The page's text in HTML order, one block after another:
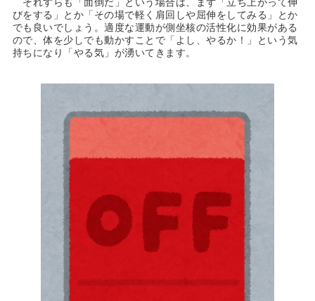
それすらも「面倒だ」という場合は、まず「立ち上がって伸
びをする」とか「その場で軽く肩回しや屈伸をしてみる」とか
でも良いでしょう。適度な運動が側坐核の活性化に効果がある
ので、体を少しでも動かすことで「よし、やるか！」という気
持ちになり「やる気」が湧いてきます。